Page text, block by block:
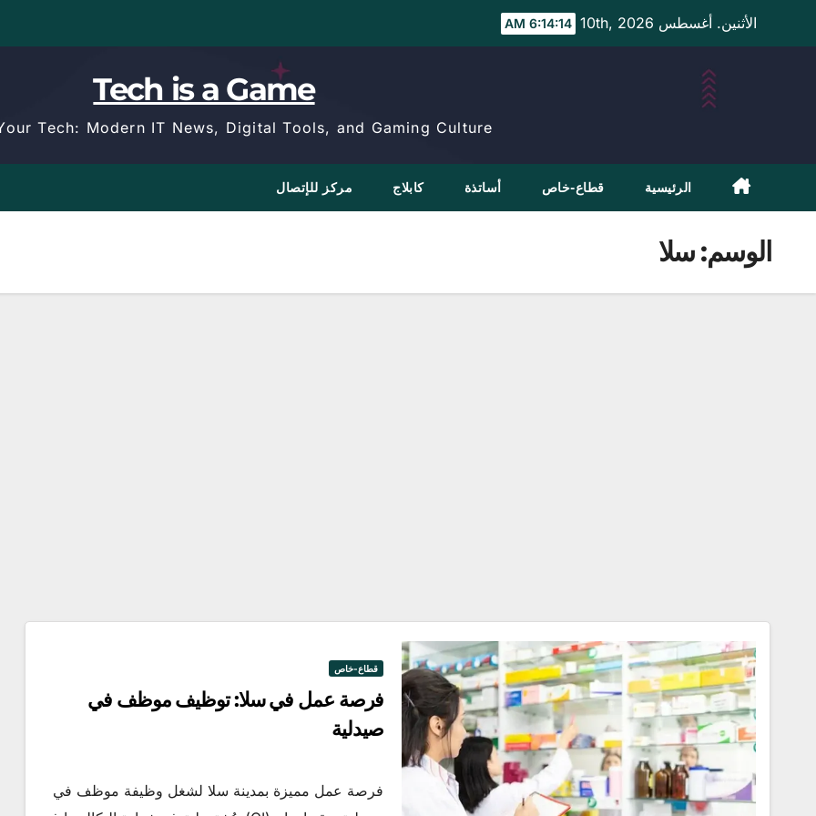
الأثنين. أغسطس 10th, 2026 6:14:15 AM
Tech is a Game
Tech: Modern IT News, Digital Tools, and Gaming Culture.
الرئيسية قطاع-خاص أساتذة كابلاج مركز للإتصال
الوسم:سلا
قطاع-خاص
فرصة عمل في سلا: توظيف موظف في
صيدلية
فرصة عمل مميزة بمدينة سلا لشغل وظيفة موظف فيالتطوع